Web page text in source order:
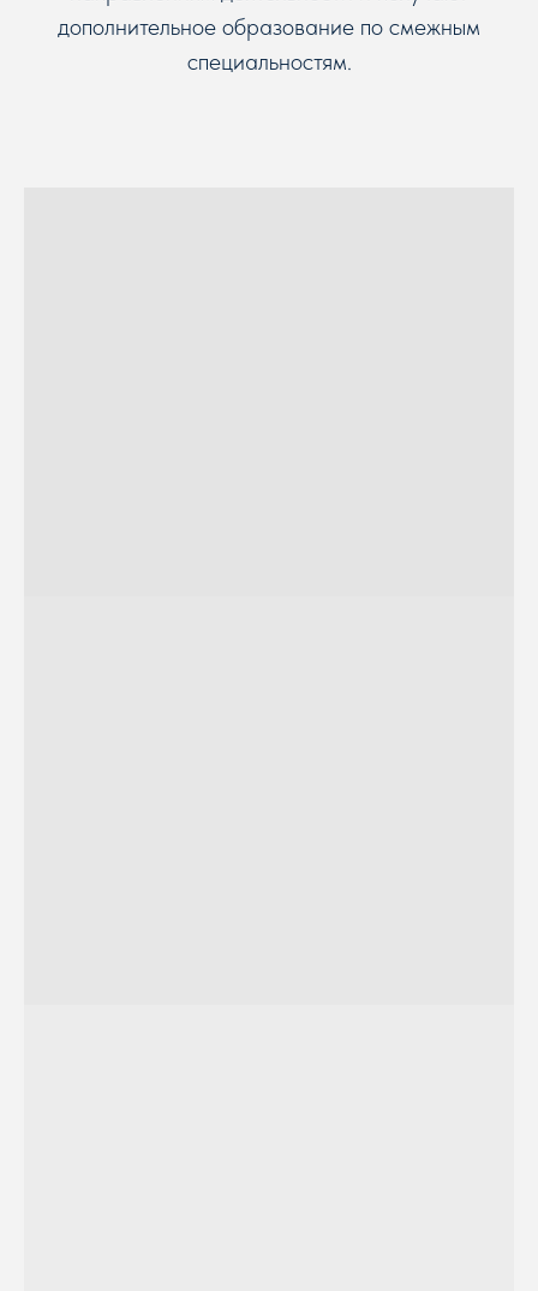
дополнительное образование по смежным
специальностям.